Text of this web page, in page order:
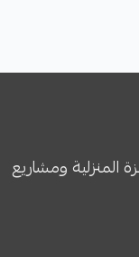
ومشاريع